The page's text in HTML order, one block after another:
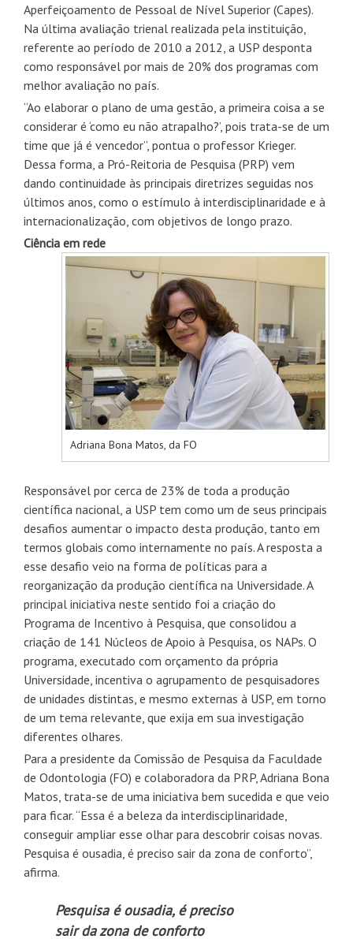
Aperfeiçoamento de Pessoal de Nível Superior (Capes).
Na última avaliação trienal realizada pela instituição,
referente ao período de 2010 a 2012, a USP desponta
como responsável por mais de 20% dos programas com
melhor avaliação no país.
“Ao elaborar o plano de uma gestão, a primeira coisa a se
considerar é ‘como eu não atrapalho?’, pois trata-se de um
time que já é vencedor”, pontua o professor Krieger.
Dessa forma, a Pró-Reitoria de Pesquisa (PRP) vem
dando continuidade às principais diretrizes seguidas nos
últimos anos, como o estímulo à interdisciplinaridade e à
internacionalização, com objetivos de longo prazo.
Ciência em rede
Adriana Bona Matos, da FO
Responsável por cerca de 23% de toda a produção
científica nacional, a USP tem como um de seus principais
desafios aumentar o impacto desta produção, tanto em
termos globais como internamente no país. A resposta a
esse desafio veio na forma de políticas para a
reorganização da produção científica na Universidade. A
principal iniciativa neste sentido foi a criação do
Programa de Incentivo à Pesquisa, que consolidou a
criação de 141 Núcleos de Apoio à Pesquisa, os NAPs. O
programa, executado com orçamento da própria
Universidade, incentiva o agrupamento de pesquisadores
de unidades distintas, e mesmo externas à USP, em torno
de um tema relevante, que exija em sua investigação
diferentes olhares.
Para a presidente da Comissão de Pesquisa da Faculdade
de Odontologia (FO) e colaboradora da PRP, Adriana Bona
Matos, trata-se de uma iniciativa bem sucedida e que veio
para ficar. “Essa é a beleza da interdisciplinaridade,
conseguir ampliar esse olhar para descobrir coisas novas.
Pesquisa é ousadia, é preciso sair da zona de conforto”,
afirma.
Pesquisa é ousadia, é preciso
sair da zona de conforto